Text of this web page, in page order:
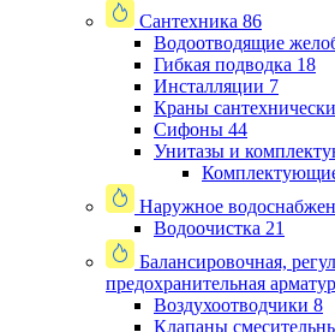
Сантехника 86
Водоотводящие
Гибкая подводка 18
Инсталляции 7
Краны
Сифоны 44
Унитазы и
Наружное
Водоочистка 21
Балансировочная,
предохранительная
Воздухоотводчики 8
Клапаны